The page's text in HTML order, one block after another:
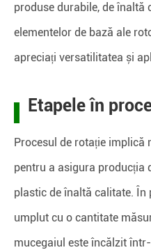
produse durabile, de înaltă
elementelor de bază ale
apreciați versatilitatea și
Etapele în
Procesul de rotație implică
pentru a asigura producția
plastic de înaltă calitate. În
umplut cu o cantitate
mucegaiul este încălzit